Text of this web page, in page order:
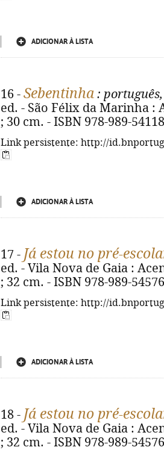
ADICIONAR À LISTA
16 - Sebentinha :
ed. - São Félix da Marinha :
; 30 cm. - ISBN 978-989-
Link persistente: http://
ADICIONAR À LISTA
17 - Já estou no pré-
ed. - Vila Nova de Gaia :
; 32 cm. - ISBN 978-989-
Link persistente: http://
ADICIONAR À LISTA
18 - Já estou no pré-
ed. - Vila Nova de Gaia :
; 32 cm. - ISBN 978-989-